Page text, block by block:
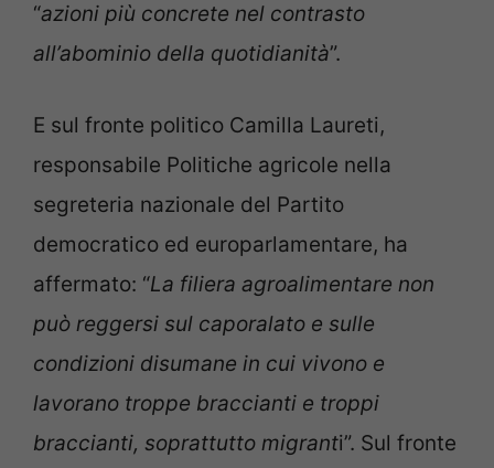
“azioni più concrete nel contrasto
all’abominio della quotidianità”.
E sul fronte politico Camilla Laureti,
responsabile Politiche agricole nella
segreteria nazionale del Partito
democratico ed europarlamentare, ha
affermato: “La filiera agroalimentare non
può reggersi sul caporalato e sulle
condizioni disumane in cui vivono e
lavorano troppe braccianti e troppi
braccianti, soprattutto migranti”. Sul fronte